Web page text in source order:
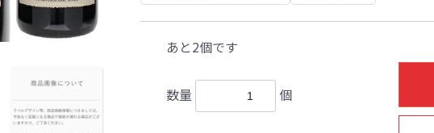
あと2個です
数量 個